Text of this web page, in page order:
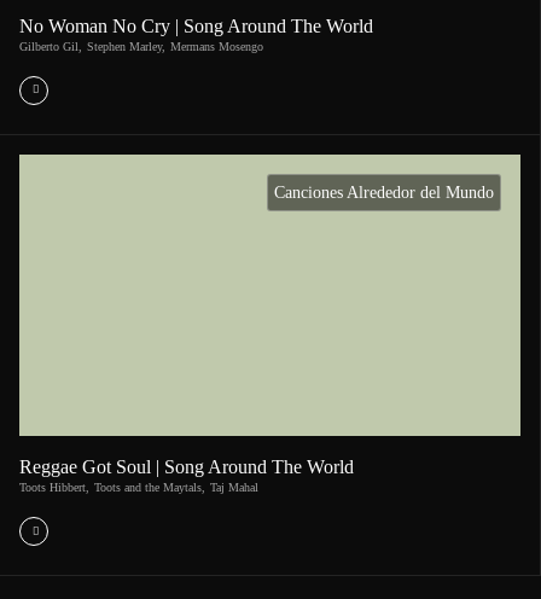
No Woman No Cry | Song Around The World
Gilberto Gil Stephen Marley, Mermans Mosengo
Canciones Alrededor del Mundo
Reggae Got Soul | Song Around The World
Toots Hibbert Toots and the Maytals Taj Mahal